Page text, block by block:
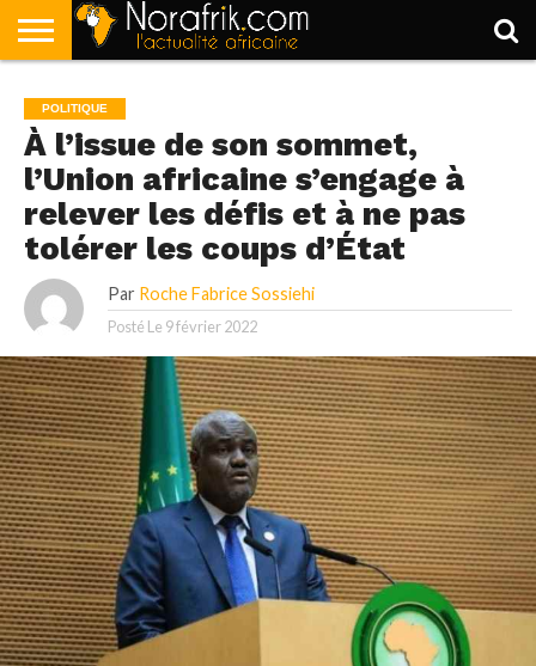
POLITIQUE
SOCIÉTÉ
ECONOMIE
SPORT
LIFESTYLE
POLITIQUE
À l’issue de son sommet,
l’Union africaine s’engage à
relever les défis et à ne pas
tolérer les coups d’État
Par Roche Fabrice Sossiehi
Posté Le 9 février 2022